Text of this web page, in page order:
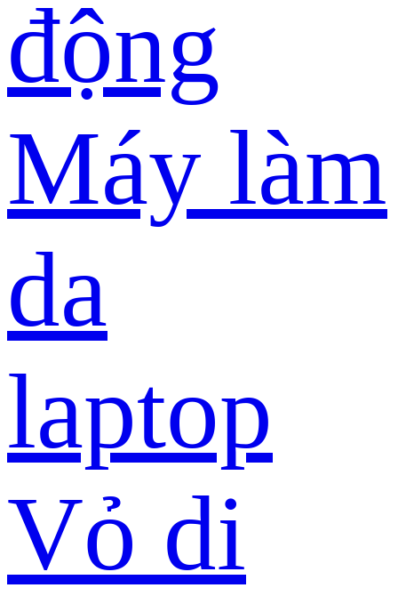
động
Máy làm
da
laptop
Vỏ di